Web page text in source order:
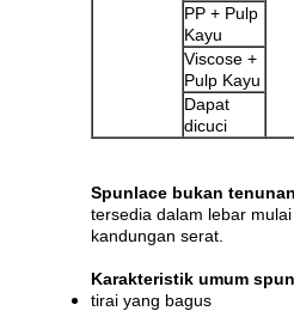
PP + Pulp
Kayu
Viscose +
Pulp Kayu
Dapat
dicuci
Spunlace bukan tenunan
tersedia dalam lebar
kandungan serat.
Karakteristik umum
tirai yang bagus